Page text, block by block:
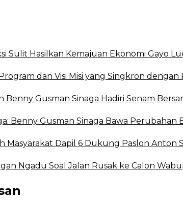
Sulit Hasilkan Kemajuan Ekonomi Gayo
dan Visi Misi yang Singkron
Gusman Sinaga Hadiri Senam
Benny Gusman Sinaga Bawa
Masyarakat Dapil 6 Dukung Paslon Anton
Ngadu Soal Jalan Rusak ke Calon